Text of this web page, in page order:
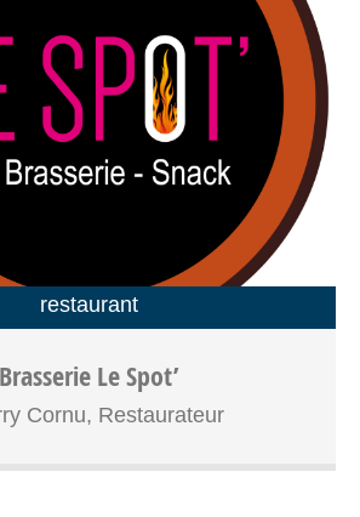
à vos besoins, dans la convivialité et la
bonne-humeur !
restaurant
Brasserie Le Spot’
Cornu, Restaurateur